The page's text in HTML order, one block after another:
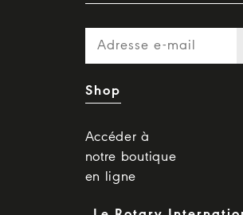
Shop
Accéder à
notre boutique
en ligne